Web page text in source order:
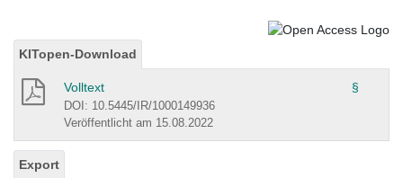
KITopen-Download
Volltext §
DOI: 10.5445/IR/1000149936
Veröffentlicht am 15.08.2022
Export